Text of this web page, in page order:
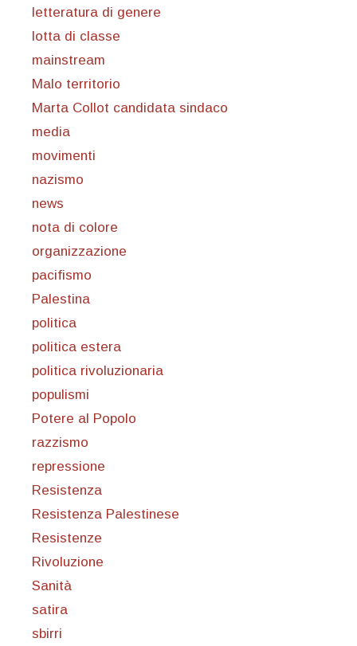
letteratura di genere
lotta di classe
mainstream
Malo territorio
Marta Collot candidata sindaco
media
movimenti
nazismo
news
nota di colore
organizzazione
pacifismo
Palestina
politica
politica estera
politica rivoluzionaria
populismi
Potere al Popolo
razzismo
repressione
Resistenza
Resistenza Palestinese
Resistenze
Rivoluzione
Sanità
satira
sbirri